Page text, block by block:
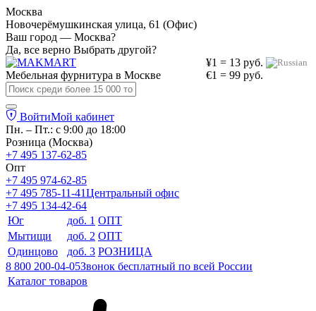
Москва
Новочерёмушкинская улица, 61 (Офис)
Ваш город — Москва?
Да, все верно Выбрать другой?
¥1 = 13 руб.
€1 = 99 руб.
Мебельная фурнитура в Москве
ВойтиМой кабинет
Пн. – Пт.: с 9:00 до 18:00
Розница (Москва)
+7 495 137-62-85
Опт
+7 495 974-62-85
+7 495 785-11-41Центральный офис
+7 495 134-42-64
Юг
доб. 1 ОПТ
Мытищи
доб. 2 ОПТ
Одинцово
доб. 3 РОЗНИЦА
8 800 200-04-05Звонок бесплатный по всей России
Каталог товаров